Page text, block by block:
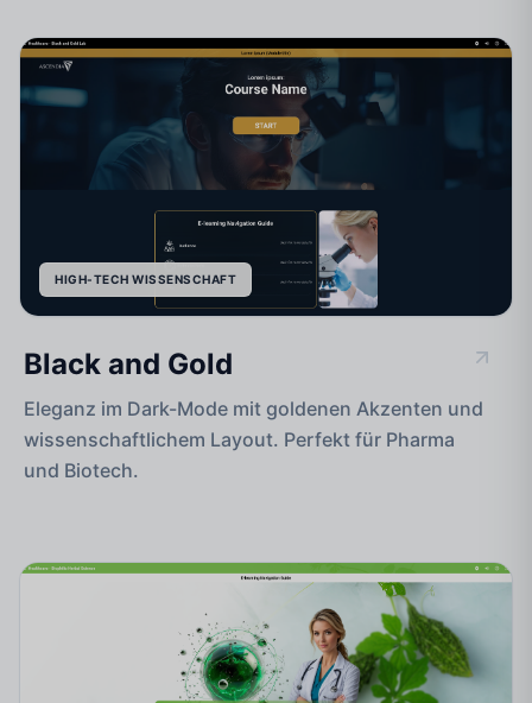
HIGH-TECH WISSENSCHAFT
Black and Gold
Eleganz im Dark-Mode mit goldenen Akzenten und
wissenschaftlichem Layout. Perfekt für Pharma
und Biotech.